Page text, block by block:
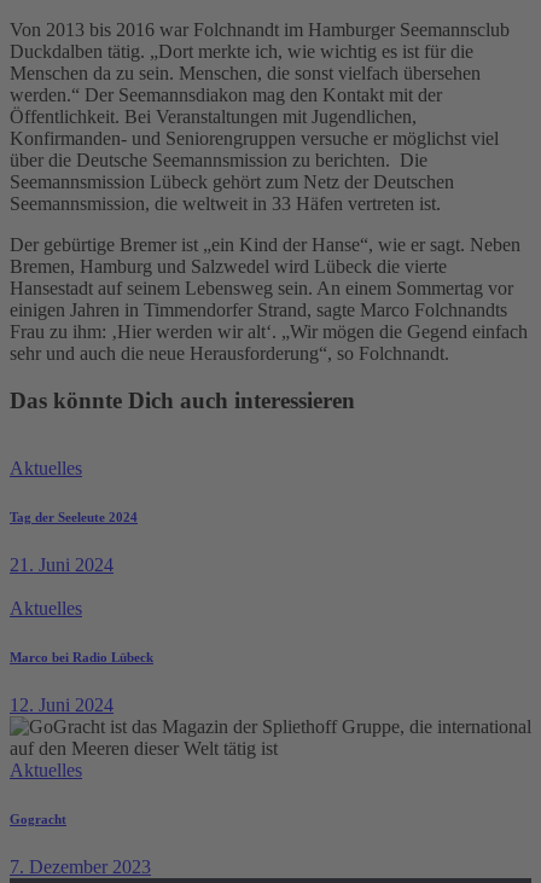
Von 2013 bis 2016 war Folchnandt im Hamburger Seemannsclub
Duckdalben tätig. „Dort merkte ich, wie wichtig es ist für die
Menschen da zu sein. Menschen, die sonst vielfach übersehen
werden.“ Der Seemannsdiakon mag den Kontakt mit der
Öffentlichkeit. Bei Veranstaltungen mit Jugendlichen,
Konfirmanden- und Seniorengruppen versuche er möglichst viel
über die Deutsche Seemannsmission zu berichten. Die
Seemannsmission Lübeck gehört zum Netz der Deutschen
Seemannsmission, die weltweit in 33 Häfen vertreten ist.
Der gebürtige Bremer ist „ein Kind der Hanse“, wie er sagt. Neben
Bremen, Hamburg und Salzwedel wird Lübeck die vierte
Hansestadt auf seinem Lebensweg sein. An einem Sommertag vor
einigen Jahren in Timmendorfer Strand, sagte Marco Folchnandts
Frau zu ihm: ‚Hier werden wir alt‘. „Wir mögen die Gegend einfach
sehr und auch die neue Herausforderung“, so Folchnandt.
Das könnte Dich auch interessieren
Aktuelles
Tag der Seeleute 2024
21. Juni 2024
Aktuelles
Marco bei Radio Lübeck
12. Juni 2024
Aktuelles
Gogracht
7. Dezember 2023